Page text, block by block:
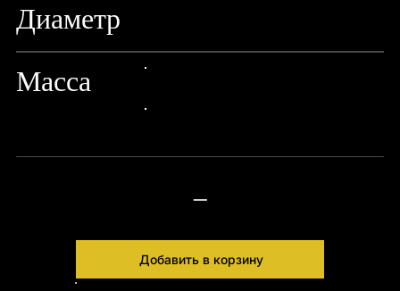
Диаметр
Масса
—
Добавить в корзину